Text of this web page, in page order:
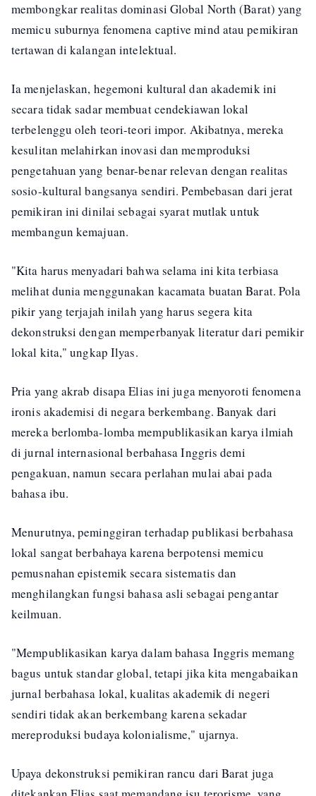
membongkar realitas dominasi Global North (Barat) yang
memicu suburnya fenomena captive mind atau pemikiran
tertawan di kalangan intelektual.
Ia menjelaskan, hegemoni kultural dan akademik ini
secara tidak sadar membuat cendekiawan lokal
terbelenggu oleh teori-teori impor. Akibatnya, mereka
kesulitan melahirkan inovasi dan memproduksi
pengetahuan yang benar-benar relevan dengan realitas
sosio-kultural bangsanya sendiri. Pembebasan dari jerat
pemikiran ini dinilai sebagai syarat mutlak untuk
membangun kemajuan.
"Kita harus menyadari bahwa selama ini kita terbiasa
melihat dunia menggunakan kacamata buatan Barat. Pola
pikir yang terjajah inilah yang harus segera kita
dekonstruksi dengan memperbanyak literatur dari pemikir
lokal kita," ungkap Ilyas.
Pria yang akrab disapa Elias ini juga menyoroti fenomena
ironis akademisi di negara berkembang. Banyak dari
mereka berlomba-lomba mempublikasikan karya ilmiah
di jurnal internasional berbahasa Inggris demi
pengakuan, namun secara perlahan mulai abai pada
bahasa ibu.
Menurutnya, peminggiran terhadap publikasi berbahasa
lokal sangat berbahaya karena berpotensi memicu
pemusnahan epistemik secara sistematis dan
menghilangkan fungsi bahasa asli sebagai pengantar
keilmuan.
"Mempublikasikan karya dalam bahasa Inggris memang
bagus untuk standar global, tetapi jika kita mengabaikan
jurnal berbahasa lokal, kualitas akademik di negeri
sendiri tidak akan berkembang karena sekadar
mereproduksi budaya kolonialisme," ujarnya.
Upaya dekonstruksi pemikiran rancu dari Barat juga